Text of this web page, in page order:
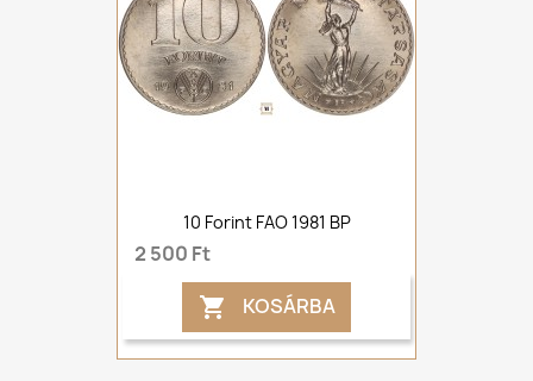
10 Forint FAO 1981 BP
2 500 Ft
 KOSÁRBA